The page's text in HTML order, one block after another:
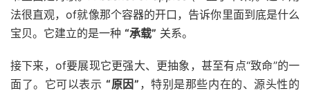
法很直观，of就像那个容器的开口，告诉你里面到底是什么
宝贝。它建立的是一种 “承载” 关系。
接下来，of要展现它更强大、更抽象，甚至有点“致命”的一
面了。它可以表示“原因” ，特别是那些内在的、源头性的